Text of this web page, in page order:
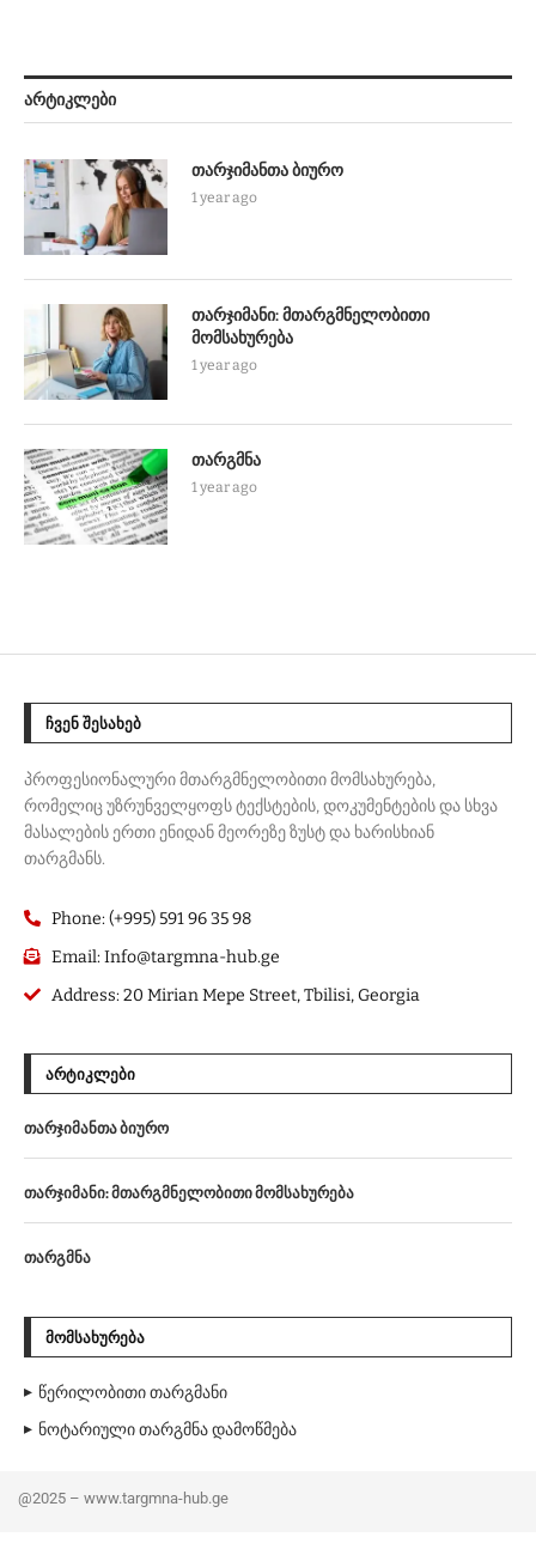
ᲐᲠᲢᲘᲙᲚᲔᲑᲘ
თარჯიმანთა ბიურო
1 year ago
თარჯიმანი: მთარგმნელობითი
მომსახურება
1 year ago
თარგმნა
1 year ago
ᲩᲕᲔᲜ ᲨᲔᲡᲐᲮᲔᲑ
პროფესიონალური მთარგმნელობითი მომსახურება,
რომელიც უზრუნველყოფს ტექსტების, დოკუმენტების და სხვა
მასალების ერთი ენიდან მეორეზე ზუსტ და ხარისხიან
თარგმანს.
Phone: (+995) 591 96 35 98
Email: Info@targmna-hub.ge
Address: 20 Mirian Mepe Street, Tbilisi, Georgia
ᲐᲠᲢᲘᲙᲚᲔᲑᲘ
თარჯიმანთა ბიურო
თარჯიმანი: მთარგმნელობითი მომსახურება
თარგმნა
ᲛᲝᲛᲡᲐᲮᲣᲠᲔᲑᲐ
წერილობითი თარგმანი
ნოტარიული თარგმნა დამოწმება
@2025 – www.targmna-hub.ge